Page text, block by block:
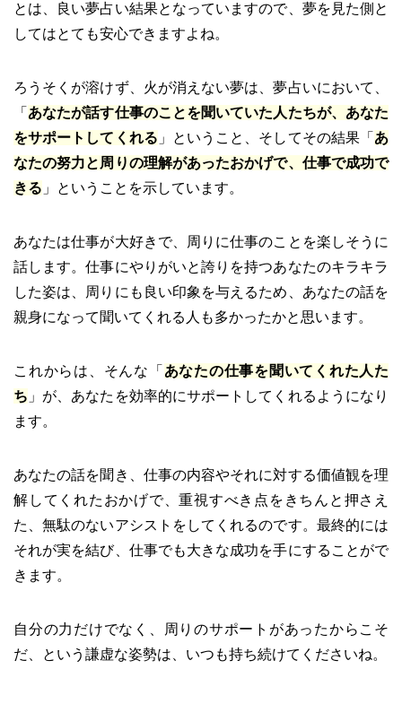
とは、良い夢占い結果となっていますので、夢を見た側と
してはとても安心できますよね。
ろうそくが溶けず、火が消えない夢は、夢占いにおいて、
「 あなたが話す仕事のことを聞いていた人たちが、あなた
をサポートしてくれる 」ということ、そしてその結果「 あ
なたの努力と周りの理解があったおかげで、仕事で成功で
きる 」ということを示しています。
あなたは仕事が大好きで、周りに仕事のことを楽しそうに
話します。仕事にやりがいと誇りを持つあなたのキラキラ
した姿は、周りにも良い印象を与えるため、あなたの話を
親身になって聞いてくれる人も多かったかと思います。
これからは、そんな「 あなたの仕事を聞いてくれた人た
ち 」が、あなたを効率的にサポートしてくれるようになり
ます。
あなたの話を聞き、仕事の内容やそれに対する価値観を理
解してくれたおかげで、重視すべき点をきちんと押さえ
た、無駄のないアシストをしてくれるのです。最終的には
それが実を結び、仕事でも大きな成功を手にすることがで
きます。
自分の力だけでなく、周りのサポートがあったからこそ
だ、という謙虚な姿勢は、いつも持ち続けてくださいね。